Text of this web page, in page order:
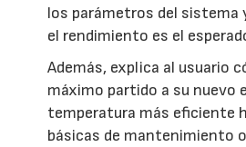
los parámetros del sistema
el rendimiento es el
Además, explica al usuario
máximo partido a su nuevo
temperatura más eficiente
básicas de mantenimiento